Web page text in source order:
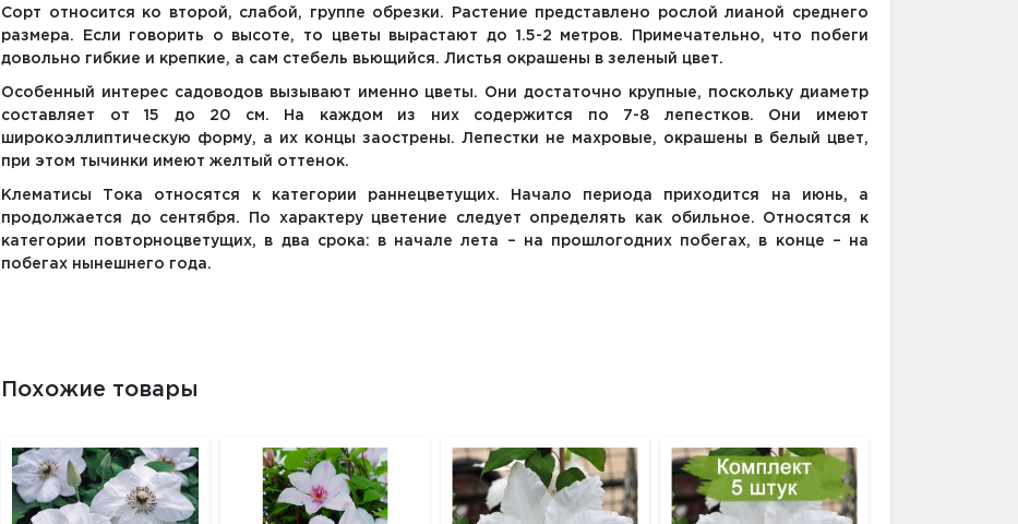
Сорт относится ко второй, слабой, группе обрезки. Растение представлено рослой лианой среднего
размера. Если говорить о высоте, то цветы вырастают до 1.5-2 метров. Примечательно, что побеги
довольно гибкие и крепкие, а сам стебель вьющийся. Листья окрашены в зеленый цвет.
Особенный интерес садоводов вызывают именно цветы. Они достаточно крупные, поскольку диаметр
составляет от 15 до 20 см. На каждом из них содержится по 7-8 лепестков. Они имеют
широкоэллиптическую форму, а их концы заострены. Лепестки не махровые, окрашены в белый цвет,
при этом тычинки имеют желтый оттенок.
Клематисы Тока относятся к категории раннецветущих. Начало периода приходится на июнь, а
продолжается до сентября. По характеру цветение следует определять как обильное. Относятся к
категории повторноцветущих, в два срока: в начале лета – на прошлогодних побегах, в конце – на
побегах нынешнего года.
Похожие товары